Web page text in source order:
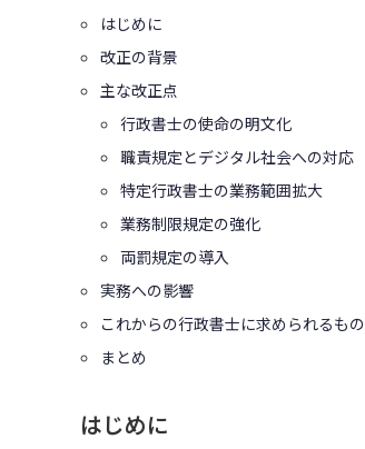
はじめに
改正の背景
主な改正点
行政書士の使命の明文化
職責規定とデジタル社会への対応
特定行政書士の業務範囲拡大
業務制限規定の強化
両罰規定の導入
実務への影響
これからの行政書士に求められるもの
まとめ
はじめに